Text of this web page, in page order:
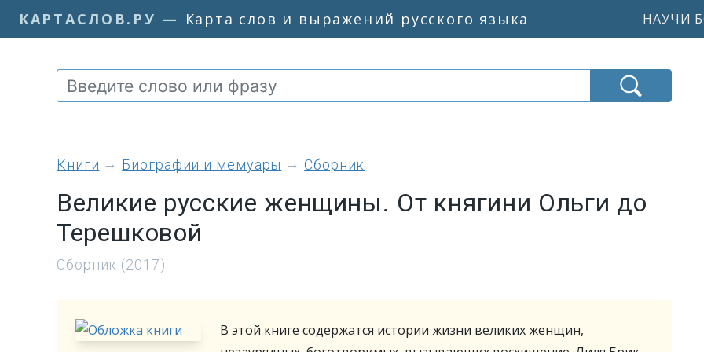
КАРТАСЛОВ.РУ — Карта слов и выражений русского языка НАУЧИ
книги Биографии и мемуары Сборник
Великие русские женщины. От княгини Ольги до
Терешковой
Сборник (2017)
В этой книге содержатся истории жизни великих женщин,